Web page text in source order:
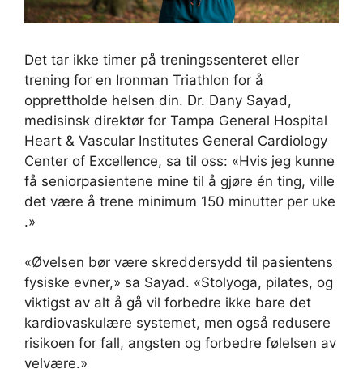
Det tar ikke timer på treningssenteret eller
trening for en Ironman Triathlon for å
opprettholde helsen din. Dr. Dany Sayad,
medisinsk direktør for Tampa General Hospital
Heart & Vascular Institutes General Cardiology
Center of Excellence, sa til oss: «Hvis jeg kunne
få seniorpasientene mine til å gjøre én ting, ville
det være å trene minimum 150 minutter per uke
.»
«Øvelsen bør være skreddersydd til pasientens
fysiske evner,» sa Sayad. «Stolyoga, pilates, og
viktigst av alt å gå vil forbedre ikke bare det
kardiovaskulære systemet, men også redusere
risikoen for fall, angsten og forbedre følelsen av
velvære.»